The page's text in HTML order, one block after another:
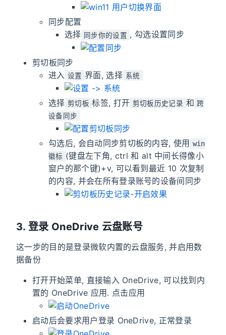
同步配置
选择 同步你的设置 , 勾选设置同步
剪切板同步
进入 设置 界面, 选择 系统
选择 剪切板 标签, 打开 剪切板历史记录 和 跨
设备同步
勾选后, 会自动同步剪切板的内容, 使用 win
徽标 (键盘左下角, ctrl 和 alt 中间长得像小
窗户的那个键)+v, 可以看到最近 10 次复制
的内容, 并会在所有登录账号的设备间同步
3. 登录 OneDrive 云盘账号
这一步的目的是登录微软内置的云盘服务, 并启用数
据备份
打开开始菜单, 直接输入 OneDrive, 可以找到内
置的 OneDrive 应用. 点击应用
启动后会要求用户登录 OneDrive, 正常登录